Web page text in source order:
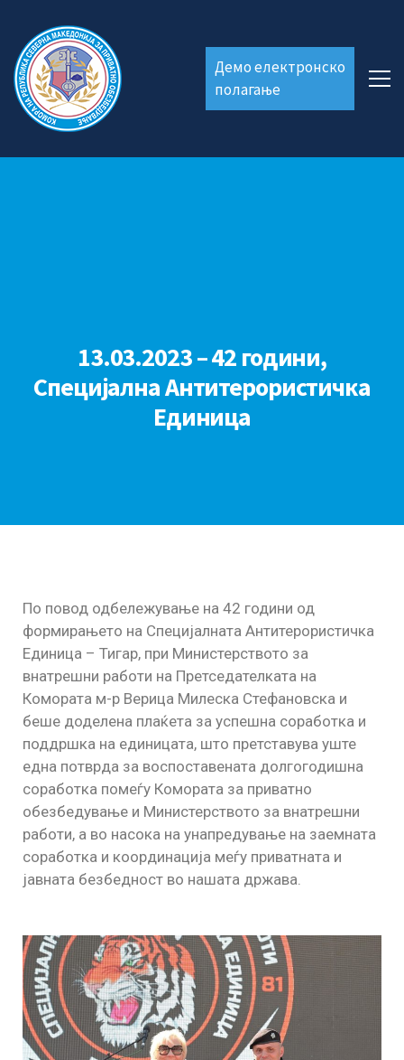
Демо електронско
полагање
13.03.2023 – 42 години,
Специјална Антитерористичка
Единица
По повод одбележување на 42 години од
формирањето на Специјалната Антитерористичка
Единица – Тигар, при Министерството за
внатрешни работи на Претседателката на
Комората м-р Верица Милеска Стефановска и
беше доделена плаќета за успешна соработка и
поддршка на единицата, што претставува уште
една потврда за воспоставената долгогодишна
соработка помеѓу Комората за приватно
обезбедување и Министерството за внатрешни
работи, а во насока на унапредување на заемната
соработка и координација меѓу приватната и
јавната безбедност во нашата држава.